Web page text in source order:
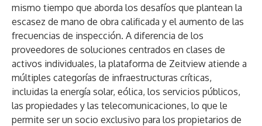
mismo tiempo que aborda los desafíos que plantean la
escasez de mano de obra calificada y el aumento de las
frecuencias de inspección. A diferencia de los
proveedores de soluciones centrados en clases de
activos individuales, la plataforma de Zeitview atiende a
múltiples categorías de infraestructuras críticas,
incluidas la energía solar, eólica, los servicios públicos,
las propiedades y las telecomunicaciones, lo que le
permite ser un socio exclusivo para los propietarios de